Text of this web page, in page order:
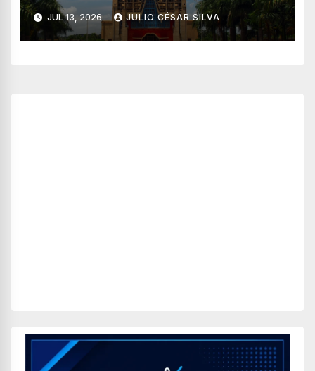
modelo de turismo religioso
más allá del sol y playa?
JUL 13, 2026 JULIO CÉSAR SILVA